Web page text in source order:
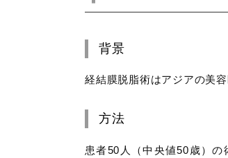
背景
経結膜脱脂術はアジアの美
方法
患者50人（中央値50歳）